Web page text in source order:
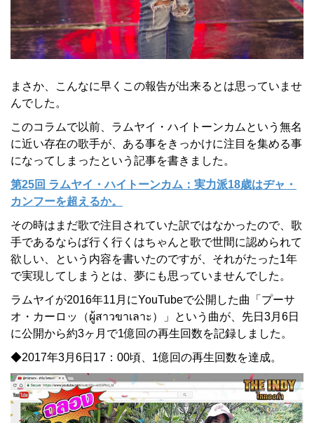
まさか、こんなに早くこの報告が出来るとは思っていませ
んでした。
このコラムで以前、ラムヤイ・ハイトーンカムという無名
に近い存在の歌手が、ある事をきっかけに注目を集める事
になってしまったという記事を書きました。
第25回 ラムヤイ・ハイトーンカム：実力派18歳はヂャ・
カンフーを超えるか。
その時はまだ歌で注目されていた訳ではなかったので、歌
手であるならば行く行くはちゃんと歌で世間に認められて
欲しい、という内容を書いたのですが、それがたった1年
で実現してしまうとは、夢にも思っていませんでした。
ラムヤイが2016年11月にYouTubeで公開した曲「プーサ
オ・カーロッ（ผู้สาวขาเลาะ）」という曲が、先日3月6日
に公開から約3ヶ月で1億回の再生回数を記録しました。
◆2017年3月6日17：00頃、1億回の再生回数を達成。